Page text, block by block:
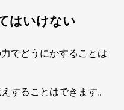
はいけない
でどうにかすることは
することはできます。